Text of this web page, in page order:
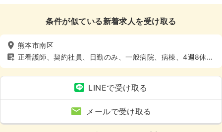
条件が似ている新着求人を受け取る
熊本市南区
正看護師、契約社員、日勤のみ、一般病院、病棟、4週8休以
上
LINEで受け取る
メールで受け取る